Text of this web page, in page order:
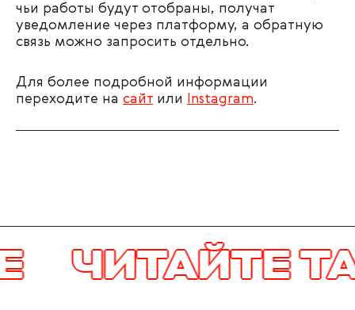
чьи работы будут отобраны, получат
уведомление через платформу, а обратную
связь можно запросить отдельно.
Для более подробной информации
переходите на сайт или Instagram.
ЧИТАЙТЕ